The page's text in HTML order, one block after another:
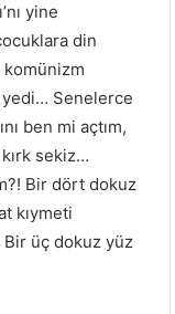
yine
din
komünizm
yedi… Senelerce
ben mi açtım,
sekiz…
Bir dört dokuz
kıymeti
Bir üç dokuz yüz